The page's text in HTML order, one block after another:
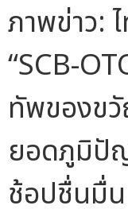
ภาพข่าว:
“SCB-
ทัพของข
ยอดภูมิปั
ช้อปชื่นมื่น